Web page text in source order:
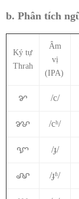
b. Phân tích
Ký tự
Thrah
Âm
vị
(IPA)
ꨌ /c/
ꨍ /cʰ/
ꨎ /ɟ/
ꨏ /ɟʱ/